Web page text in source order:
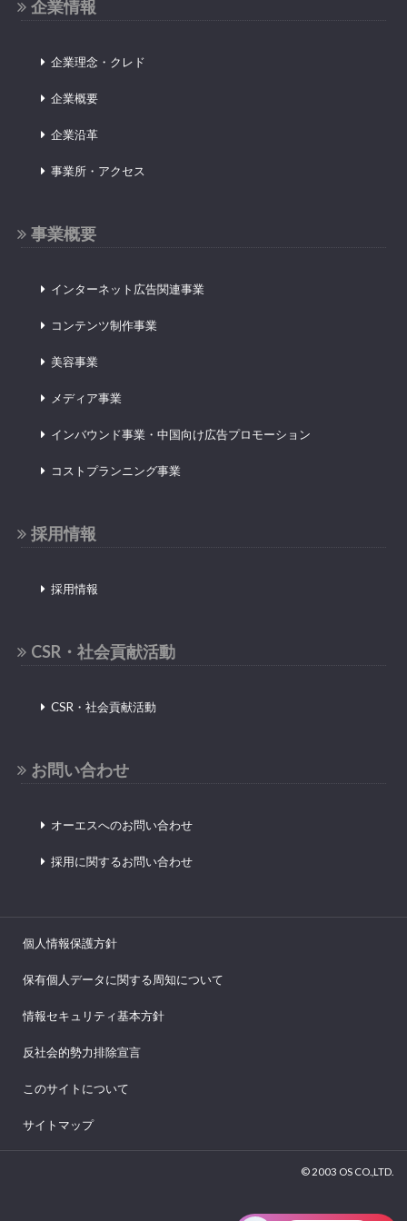
企業情報
企業理念・クレド
企業概要
企業沿革
事業所・アクセス
事業概要
インターネット広告関連事業
コンテンツ制作事業
美容事業
メディア事業
インバウンド事業・中国向け広告プロモーション
コストプランニング事業
採用情報
採用情報
CSR・社会貢献活動
CSR・社会貢献活動
お問い合わせ
オーエスへのお問い合わせ
採用に関するお問い合わせ
個人情報保護方針
保有個人データに関する周知について
情報セキュリティ基本方針
反社会的勢力排除宣言
このサイトについて
サイトマップ
© 2003 OS CO.,LTD.